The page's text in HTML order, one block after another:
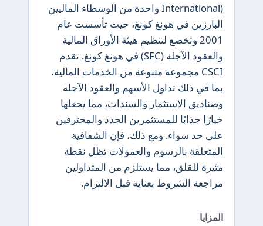
International) واحدة من الوسطاء الماليين
البارزين في هونغ كونغ، حيث تأسست عام
2001 وتخضع لتنظيم هيئة الأوراق المالية
والعقود الآجلة (SFC) في هونغ كونغ. تقدم
CSCI مجموعة متنوعة من الخدمات المالية،
بما في ذلك تداول الأسهم والعقود الآجلة
وصناديق الاستثمار والسندات، مما يجعلها
خيارًا جذابًا للمستثمرين الجدد والمحترفين
على حد سواء. ومع ذلك، فإن الشفافية
المتعلقة بالرسوم والعمولات تظل نقطة
مثيرة للقلق، مما يستلزم من المتداولين
مراجعة الشروط بعناية قبل الالتزام.
المزايا